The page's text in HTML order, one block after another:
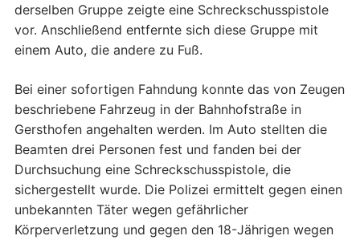
derselben Gruppe zeigte eine Schreckschusspistole
vor. Anschließend entfernte sich diese Gruppe mit
einem Auto, die andere zu Fuß.
Bei einer sofortigen Fahndung konnte das von Zeugen
beschriebene Fahrzeug in der Bahnhofstraße in
Gersthofen angehalten werden. Im Auto stellten die
Beamten drei Personen fest und fanden bei der
Durchsuchung eine Schreckschusspistole, die
sichergestellt wurde. Die Polizei ermittelt gegen einen
unbekannten Täter wegen gefährlicher
Körperverletzung und gegen den 18-Jährigen wegen